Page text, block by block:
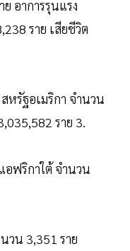
อาการรุนแรง
ราย เสียชีวิต
หรัฐอเมริกา จำนวน
ราย 3.
อฟริกาใต้ จำนวน
วน 3,351 ราย